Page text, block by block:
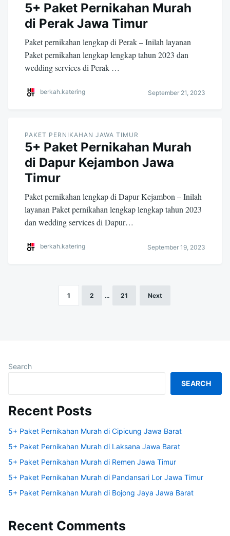
5+ Paket Pernikahan Murah
di Perak Jawa Timur
Paket pernikahan lengkap di Perak – Inilah layanan
Paket pernikahan lengkap lengkap tahun 2023 dan
wedding services di Perak …
berkah.katering September 21, 2023
PAKET PERNIKAHAN JAWA TIMUR
5+ Paket Pernikahan Murah
di Dapur Kejambon Jawa
Timur
Paket pernikahan lengkap di Dapur Kejambon – Inilah
layanan Paket pernikahan lengkap lengkap tahun 2023
dan wedding services di Dapur…
berkah.katering September 19, 2023
1 2 … 21 Next
Search
SEARCH
Recent Posts
5+ Paket Pernikahan Murah di Cipicung Jawa Barat
5+ Paket Pernikahan Murah di Laksana Jawa Barat
5+ Paket Pernikahan Murah di Remen Jawa Timur
5+ Paket Pernikahan Murah di Pandansari Lor Jawa Timur
5+ Paket Pernikahan Murah di Bojong Jaya Jawa Barat
Recent Comments